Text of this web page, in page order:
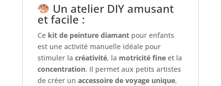
Un atelier DIY amusant
et facile :
Ce kit de peinture diamantpour enfants
est une activité manuelle idéale pour
stimuler la créativité, la motricité fineet la
concentration. Il permet aux petits artistes
de créer un accessoire de voyage unique,